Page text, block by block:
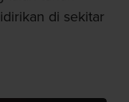
di sekitar